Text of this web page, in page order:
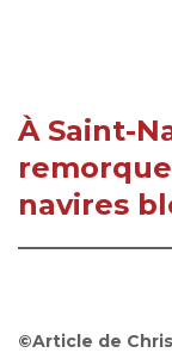
À Saint-
navires
©Article de